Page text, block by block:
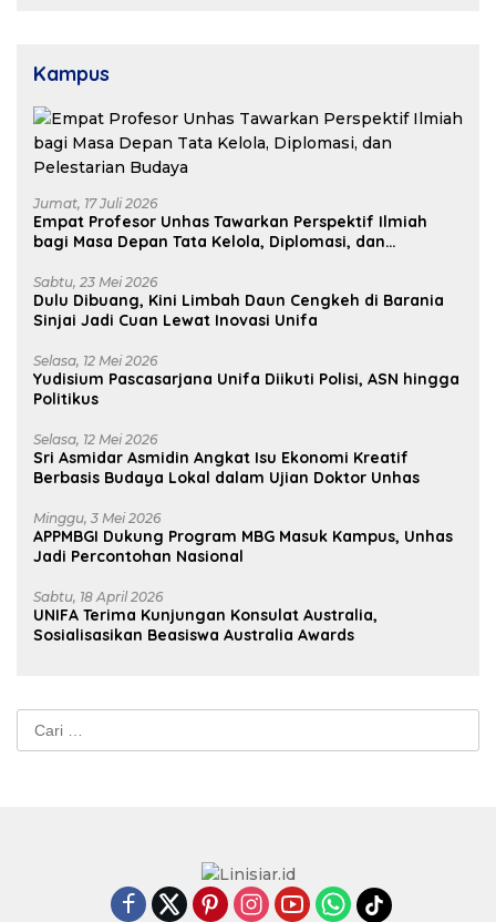
Kampus
Jumat, 17 Juli 2026
Empat Profesor Unhas Tawarkan Perspektif Ilmiah
bagi Masa Depan Tata Kelola, Diplomasi, dan
Sabtu, 23 Mei 2026
Dulu Dibuang, Kini Limbah Daun Cengkeh di Barania
Sinjai Jadi Cuan Lewat Inovasi Unifa
Selasa, 12 Mei 2026
Yudisium Pascasarjana Unifa Diikuti Polisi, ASN hingga
Politikus
Selasa, 12 Mei 2026
Sri Asmidar Asmidin Angkat Isu Ekonomi Kreatif
Berbasis Budaya Lokal dalam Ujian Doktor Unhas
Minggu, 3 Mei 2026
APPMBGI Dukung Program MBG Masuk Kampus, Unhas
Jadi Percontohan Nasional
Sabtu, 18 April 2026
UNIFA Terima Kunjungan Konsulat Australia,
Sosialisasikan Beasiswa Australia Awards
Cari
untuk: